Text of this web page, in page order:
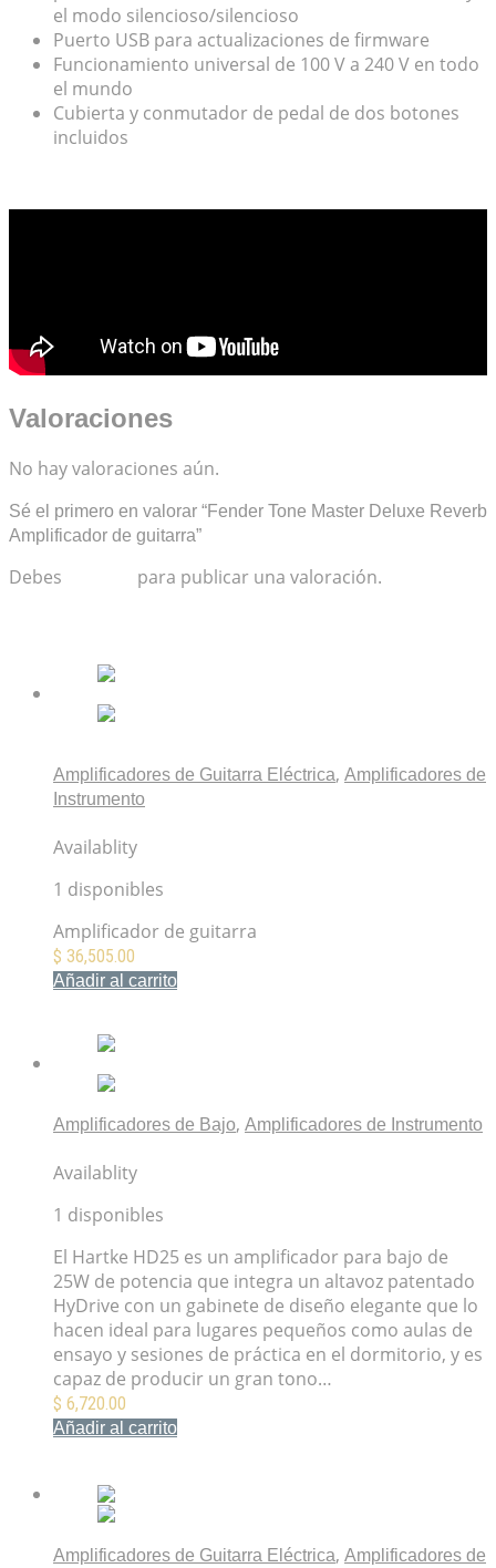
el modo silencioso/silencioso
Puerto USB para actualizaciones de firmware
Funcionamiento universal de 100 V a 240 V en todo
el mundo
Cubierta y conmutador de pedal de dos botones
incluidos
Valoraciones
No hay valoraciones aún.
Sé el primero en valorar “Fender Tone Master Deluxe Reverb
Amplificador de guitarra”
Debes para publicar una valoración.
Amplificadores de Guitarra Eléctrica, Amplificadores de
Instrumento
Availablity
1 disponibles
Amplificador de guitarra
$ 36,505.00
Añadir al carrito
Amplificadores de Bajo, Amplificadores de Instrumento
Availablity
1 disponibles
El Hartke HD25 es un amplificador para bajo de
25W de potencia que integra un altavoz patentado
HyDrive con un gabinete de diseño elegante que lo
hacen ideal para lugares pequeños como aulas de
ensayo y sesiones de práctica en el dormitorio, y es
capaz de producir un gran tono…
$ 6,720.00
Añadir al carrito
Amplificadores de Guitarra Eléctrica, Amplificadores de